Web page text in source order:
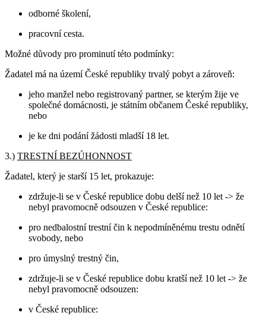
odborné školení,
pracovní cesta.
Možné důvody pro prominutí této podmínky:
Žadatel má na území České republiky trvalý pobyt a zároveň:
jeho manžel nebo registrovaný partner, se kterým žije ve
společné domácnosti, je státním občanem České republiky,
nebo
je ke dni podání žádosti mladší 18 let.
3.) TRESTNÍ BEZÚHONNOST
Žadatel, který je starší 15 let, prokazuje:
zdržuje-li se v České republice dobu delší než 10 let -> že
nebyl pravomocně odsouzen v České republice:
pro nedbalostní trestní čin k nepodmíněnému trestu odnětí
svobody, nebo
pro úmyslný trestný čin,
zdržuje-li se v České republice dobu kratší než 10 let -> že
nebyl pravomocně odsouzen:
v České republice: